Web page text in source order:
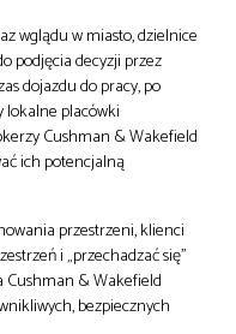
wglądu w miasto, dzielnice
podjęcia decyzji przez
dojazdu do pracy, po
lokalne placówki
Cushman & Wakefield
ich potencjalną
przestrzeni, klienci
i „przechadzać się”
Cushman & Wakefield
bezpiecznych